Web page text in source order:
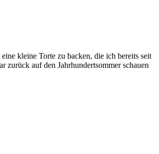
kleine Torte zu backen, die ich bereits seit
zurück auf den Jahrhundertsommer schauen